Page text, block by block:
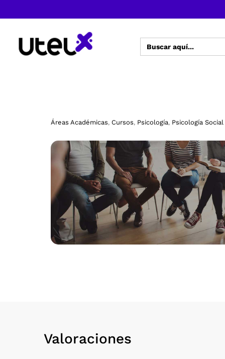
Buscar:
Áreas Académicas, Cursos, Psicología, Psicología Social
Valoraciones